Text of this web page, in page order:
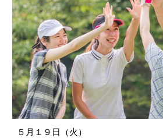
５ 月 １９ 日（火 ）